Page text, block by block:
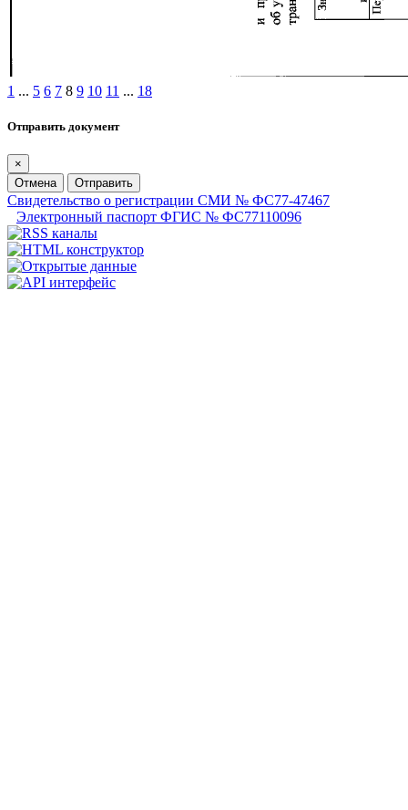
1 ... 5 6 7 8 9 10 11 ... 18
Отправить документ
×
Отмена
Отправить
Свидетельство о регистрации СМИ № ФС77-47467
Электронный паспорт ФГИС № ФС77110096